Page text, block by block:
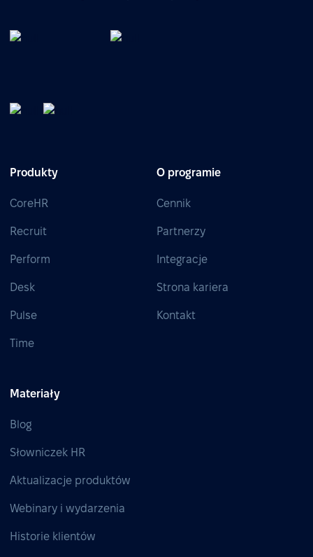
Produkty
CoreHR
Recruit
Perform
Desk
Pulse
Time
O programie
Cennik
Partnerzy
Integracje
Strona kariera
Kontakt
Materiały
Blog
Słowniczek HR
Aktualizacje produktów
Webinary i wydarzenia
Historie klientów